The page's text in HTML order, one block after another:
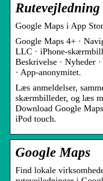
‎Google Maps i App
Google Maps 4+ ·
LLC · iPhone-
Beskrivelse · Nyheder
· App-anonymitet.
Læs anmeldelser,
skærmbilleder, og læs
Download Google
iPod touch.
Google Maps
Find lokale